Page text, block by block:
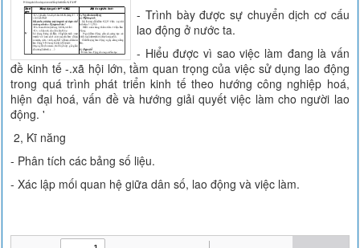
- Trình bày được sự chuyển dịch cơ cấu
lao động ở nước ta.
- Hiểu được vì sao việc làm đang là vấn
đề kinh tế -.xã hội lớn, tầm quan trọng của việc sử dụng lao động
trong quá trình phát triển kinh tế theo hướng công nghiệp hoá,
hiện đại hoá, vấn đề và hướng giải quyết việc làm cho người lao
động. '
2, Kĩ năng
- Phân tích các bảng số liệu.
- Xác lập mối quan hệ giữa dân số, lao động và việc làm.